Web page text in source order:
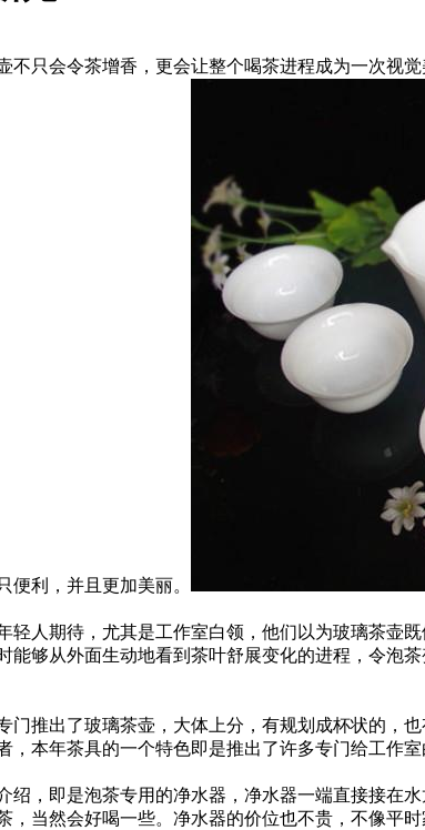
会令茶增香，更会让整个喝茶进程成为一次视
利，并且更加美丽。
期待，尤其是工作室白领，他们以为玻璃茶壶
够从外面生动地看到茶叶舒展变化的进程，令泡
出了玻璃茶壶，大体上分，有规划成杯状的，
本年茶具的一个特色即是推出了许多专门给工作
即是泡茶专用的净水器，净水器一端直接接在
当然会好喝一些。净水器的价位也不贵，不像平